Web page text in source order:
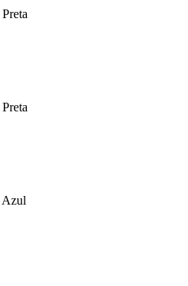
Preta
Preta
Azul